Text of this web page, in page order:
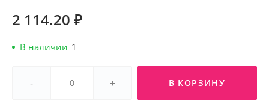
2 114.20 ₽
В наличии 1
- + В КОРЗИНУ